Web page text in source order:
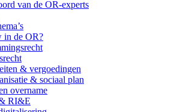
van de OR-experts
in de OR?
& vergoedingen
& sociaal plan
overname
RI&E